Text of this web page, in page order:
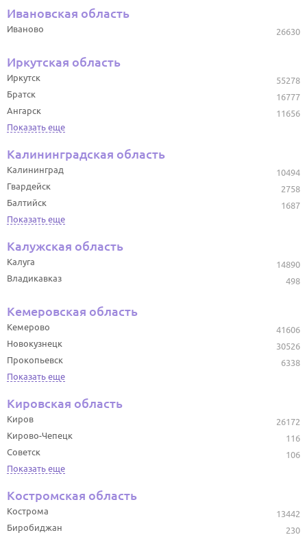
Ивановская область
26630
Иваново
Иркутская область
55278
Иркутск
16777
Братск
11656
Ангарск
Показать еще
Калининградская область
10494
Калининград
2758
Гвардейск
1687
Балтийск
Показать еще
Калужская область
14890
Калуга
498
Владикавказ
Кемеровская область
41606
Кемерово
30526
Новокузнецк
6338
Прокопьевск
Показать еще
Кировская область
26172
Киров
116
Кирово-Чепецк
106
Советск
Показать еще
Костромская область
13442
Кострома
230
Биробиджан